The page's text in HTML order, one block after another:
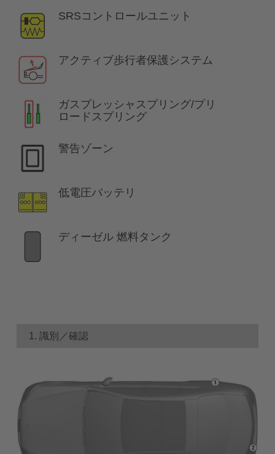
SRSコントロールユニット
アクティブ歩行者保護システム
ガスプレッシャスプリング/プリ
ロードスプリング
警告ゾーン
低電圧バッテリ
ディーゼル 燃料タンク
1. 識別／確認